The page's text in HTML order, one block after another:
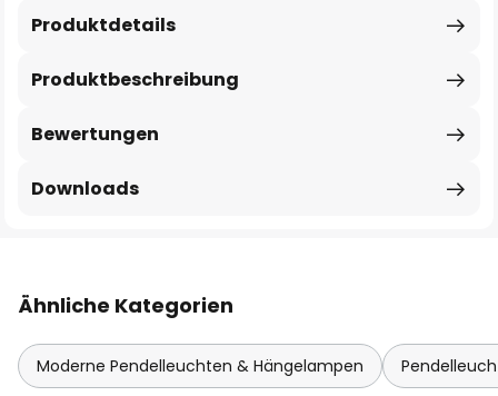
Produktbeschreibung
Produktdetails
Bewertungen
Downloads
Ähnliche Kategorien
Moderne Pendelleuchten & Hängelampen